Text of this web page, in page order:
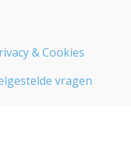
& Cookies
vragen